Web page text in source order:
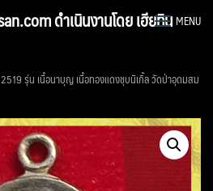
ดำเนินงานโดย เฮียทิน MENU
รุ่น เนื้อนาบุญ เนื้อทองแดงชุบนิเกิ้ล วัดป่าอุดมสม